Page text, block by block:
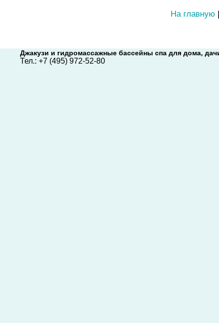
На главную
Джакузи и гидромассажные бассейны спа для дома,
Тел.: +7 (495) 972-52-80